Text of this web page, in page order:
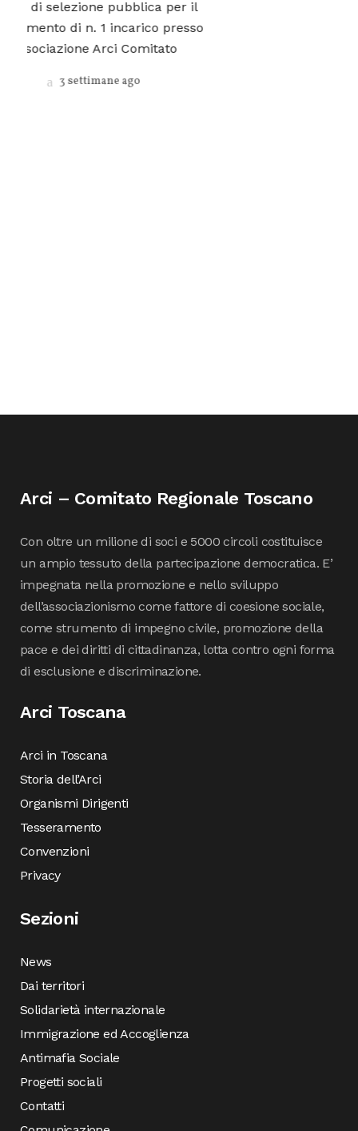
Arci – Comitato Regionale Toscano
Con oltre un milione di soci e 5000 circoli costituisce
un ampio tessuto della partecipazione democratica. E’
impegnata nella promozione e nello sviluppo
dell’associazionismo come fattore di coesione sociale,
come strumento di impegno civile, promozione della
pace e dei diritti di cittadinanza, lotta contro ogni forma
di esclusione e discriminazione.
Arci Toscana
Arci in Toscana
Storia dell’Arci
Organismi Dirigenti
Tesseramento
Convenzioni
Privacy
Sezioni
News
Dai territori
Solidarietà internazionale
Immigrazione ed Accoglienza
Antimafia Sociale
Progetti sociali
Contatti